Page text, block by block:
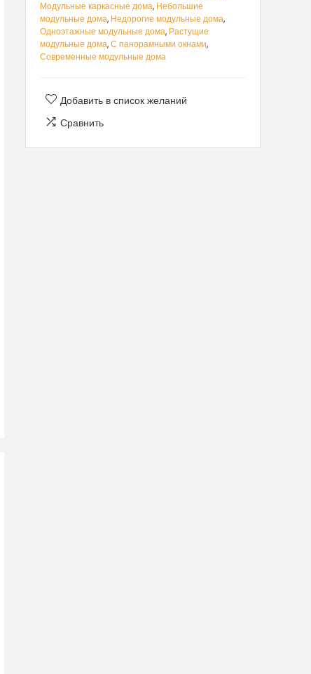
Модульные каркасные дома, Небольшие
модульные дома, Недорогие модульные дома,
Одноэтажные модульные дома, Растущие
модульные дома,С панорамными окнами,
Современные модульные дома
Добавить в список желаний
Сравнить